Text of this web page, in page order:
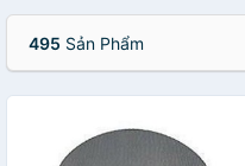
495 Sản Phẩm